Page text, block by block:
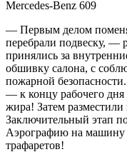
— Первым делом
перебрали подвеску, —
принялись за
обшивку салона, с
пожарной
— к концу рабочего дня
жира! Затем
Заключительный этап
Аэрографию на машину
трафаретов!